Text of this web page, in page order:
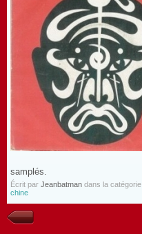
samplés.
Écrit par Jeanbatman dans la catégorie
chine